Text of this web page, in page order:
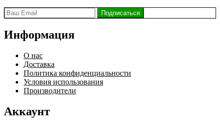
Информация
О нас
Доставка
Политика конфиденциальности
Условия использования
Производители
Аккаунт